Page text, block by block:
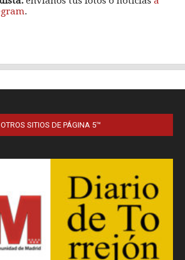
OTROS SITIOS DE PÁGINA 5™